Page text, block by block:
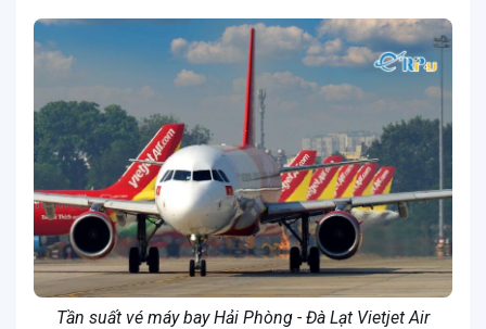
Tần suất vé máy bay Hải Phòng - Đà Lạt Vietjet Air